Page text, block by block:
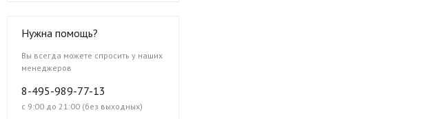
Нужна помощь?
Вы всегда можете спросить у наших
менеджеров
8-495-989-77-13
с 9:00 до 21:00 (без выходных)